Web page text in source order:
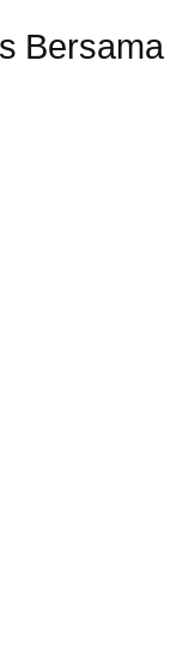
Bersama